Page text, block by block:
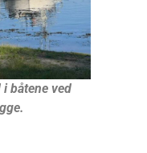
båtene ved